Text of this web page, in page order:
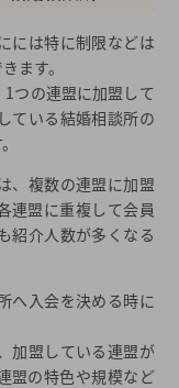
には特に制限などは
ます。
つの連盟に加盟して
ている結婚相談所の
、複数の連盟に加盟
連盟に重複して会員
紹介人数が多くなる
へ入会を決める時に
加盟している連盟が
盟の特色や規模など